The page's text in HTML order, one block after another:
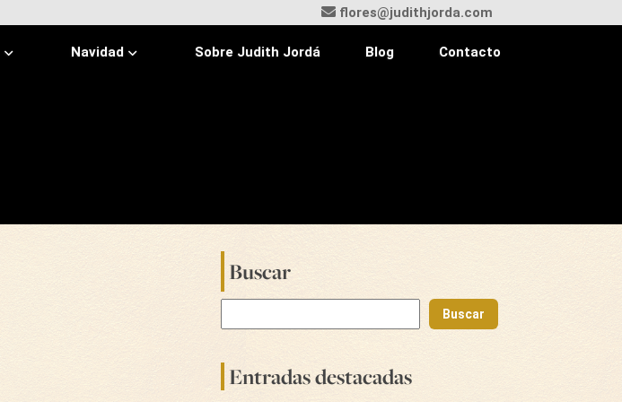
flores@judithjorda.com
Navidad Sobre Judith Jordá Blog Contacto
Buscar
Buscar
Entradas destacadas